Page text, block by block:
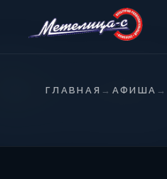
ГЛАВНАЯ → АФИША →